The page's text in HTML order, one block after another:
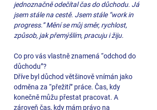
jednoznačně odečítal čas do důchodu. Já
jsem stále na cestě. Jsem stále “work in
progress.” Mění se můj směr, rychlost,
způsob, jak přemýšlím, pracuju i žiju.
Co pro vás vlastně znamená “odchod do
důchodu”?
Dříve byl důchod většinově vnímán jako
odměna za “přežití” práce. Čas, kdy
konečně můžu přestat pracovat. A
zároveň čas, kdy mám právo na